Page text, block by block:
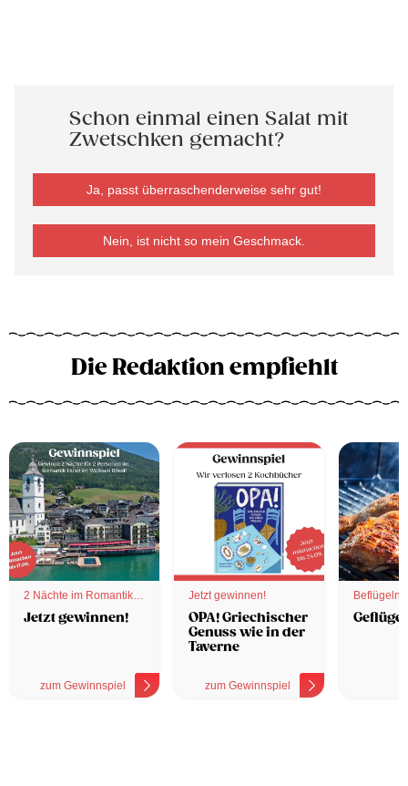
Schon einmal einen Salat mit
Zwetschken gemacht?
Ja, passt überraschenderweise sehr gut!
Nein, ist nicht so mein Geschmack.
Die Redaktion empfiehlt
2 Nächte im Romantik
Hotel
Jetzt gewinnen!
zum Gewinnspiel
Jetzt gewinnen!
OPA! Griechischer
Genuss wie in der
Taverne
zum Gewinnspiel